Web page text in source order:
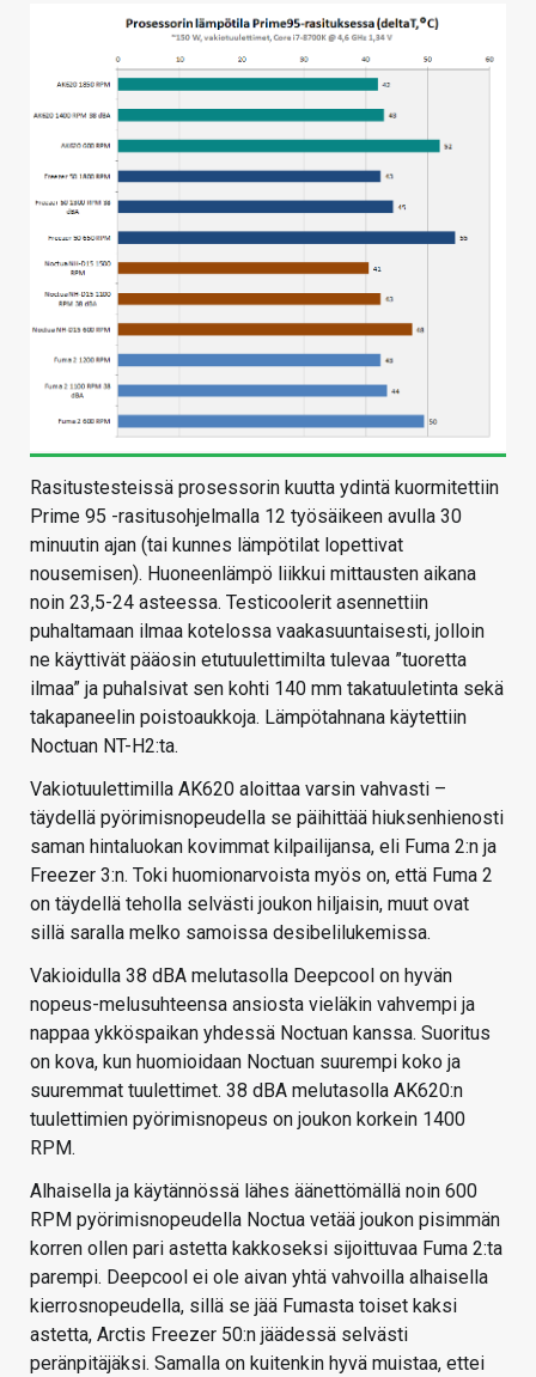
Rasitustesteissä prosessorin kuutta ydintä kuormitettiin
Prime 95 -rasitusohjelmalla 12 työsäikeen avulla 30
minuutin ajan (tai kunnes lämpötilat lopettivat
nousemisen). Huoneenlämpö liikkui mittausten aikana
noin 23,5-24 asteessa. Testicoolerit asennettiin
puhaltamaan ilmaa kotelossa vaakasuuntaisesti, jolloin
ne käyttivät pääosin etutuulettimilta tulevaa ”tuoretta
ilmaa” ja puhalsivat sen kohti 140 mm takatuuletinta sekä
takapaneelin poistoaukkoja. Lämpötahnana käytettiin
Noctuan NT-H2:ta.
Vakiotuulettimilla AK620 aloittaa varsin vahvasti –
täydellä pyörimisnopeudella se päihittää hiuksenhienosti
saman hintaluokan kovimmat kilpailijansa, eli Fuma 2:n ja
Freezer 3:n. Toki huomionarvoista myös on, että Fuma 2
on täydellä teholla selvästi joukon hiljaisin, muut ovat
sillä saralla melko samoissa desibelilukemissa.
Vakioidulla 38 dBA melutasolla Deepcool on hyvän
nopeus-melusuhteensa ansiosta vieläkin vahvempi ja
nappaa ykköspaikan yhdessä Noctuan kanssa. Suoritus
on kova, kun huomioidaan Noctuan suurempi koko ja
suuremmat tuulettimet. 38 dBA melutasolla AK620:n
tuulettimien pyörimisnopeus on joukon korkein 1400
RPM.
Alhaisella ja käytännössä lähes äänettömällä noin 600
RPM pyörimisnopeudella Noctua vetää joukon pisimmän
korren ollen pari astetta kakkoseksi sijoittuvaa Fuma 2:ta
parempi. Deepcool ei ole aivan yhtä vahvoilla alhaisella
kierrosnopeudella, sillä se jää Fumasta toiset kaksi
astetta, Arctis Freezer 50:n jäädessä selvästi
peränpitäjäksi. Samalla on kuitenkin hyvä muistaa, ettei